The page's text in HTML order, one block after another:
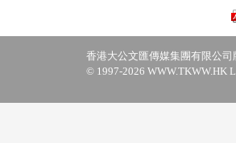
香港大公文匯傳媒集團有限公司
© 1997-2026 WWW.TKWW.HK